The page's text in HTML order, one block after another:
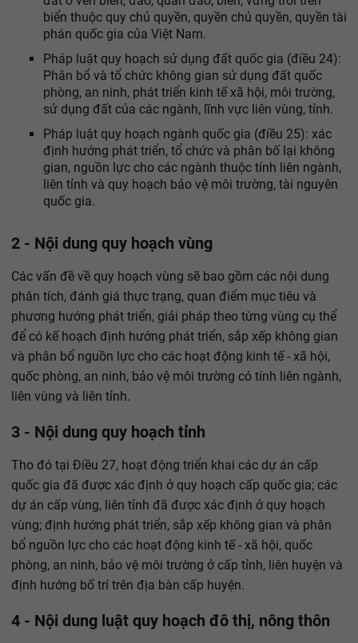
biển thuộc quy chủ quyền, quyền chủ quyền, quyền tài
phán quốc gia của Việt Nam.
Pháp luật quy hoạch sử dụng đất quốc gia (điều 24):
Phân bổ và tổ chức không gian sử dụng đất quốc
phòng, an ninh, phát triển kinh tế xã hội, môi trường,
sử dụng đất của các ngành, lĩnh vực liên vùng, tỉnh.
Pháp luật quy hoạch ngành quốc gia (điều 25): xác
định hướng phát triển, tổ chức và phân bố lại không
gian, nguồn lực cho các ngành thuộc tính liên ngành,
liên tỉnh và quy hoạch bảo vệ môi trường, tài nguyên
quốc gia.
2 - Nội dung quy hoạch vùng
Các vấn đề về quy hoạch vùng sẽ bao gồm các nội dung
phân tích, đánh giá thực trạng, quan điểm mục tiêu và
phương hướng phát triển, giải pháp theo từng vùng cụ thể
để có kế hoạch định hướng phát triển, sắp xếp không gian
và phân bổ nguồn lực cho các hoạt động kinh tế - xã hội,
quốc phòng, an ninh, bảo vệ môi trường có tính liên ngành,
liên vùng và liên tỉnh.
3 - Nội dung quy hoạch tỉnh
Tho đó tại Điều 27, hoạt động triển khai các dự án cấp
quốc gia đã được xác định ở quy hoạch cấp quốc gia; các
dự án cấp vùng, liên tỉnh đã được xác định ở quy hoạch
vùng; định hướng phát triển, sắp xếp không gian và phân
bổ nguồn lực cho các hoạt động kinh tế - xã hội, quốc
phòng, an ninh, bảo vệ môi trường ở cấp tỉnh, liên huyện và
định hướng bố trí trên địa bàn cấp huyện.
4 - Nội dung luật quy hoạch đô thị, nông thôn